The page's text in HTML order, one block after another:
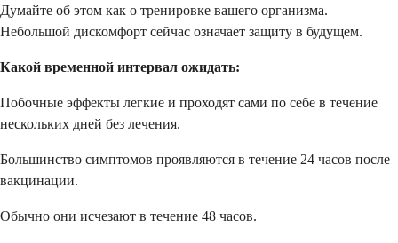
Думайте об этом как о тренировке вашего организма.
Небольшой дискомфорт сейчас означает защиту в будущем.
Какой временной интервал ожидать:
Побочные эффекты легкие и проходят сами по себе в течение
нескольких дней без лечения.
Большинство симптомов проявляются в течение 24 часов после
вакцинации.
Обычно они исчезают в течение 48 часов.